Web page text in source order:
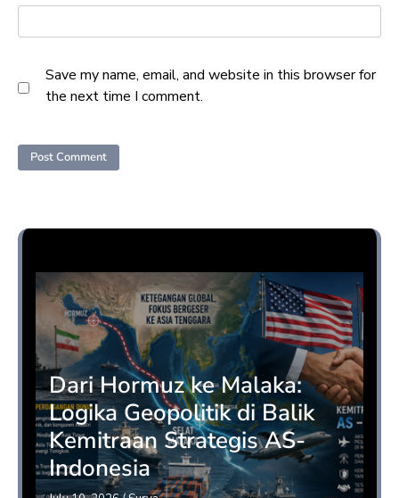
Save my name, email, and website in this browser for
the next time I comment.
Dari Hormuz ke Malaka:
Logika Geopolitik di Balik
Kemitraan Strategis AS-
Indonesia